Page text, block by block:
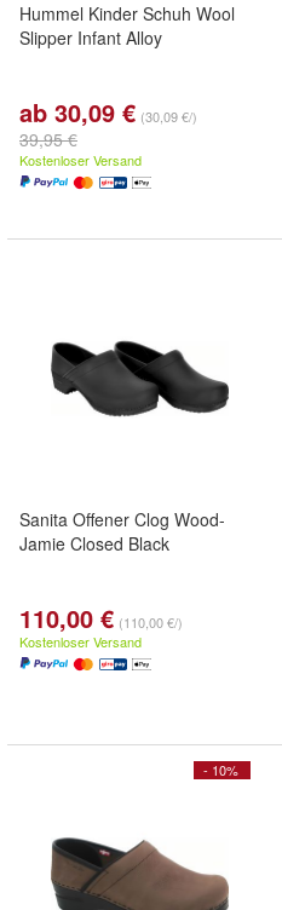
Hummel Kinder Schuh Wool
Slipper Infant Alloy
ab 30,09 € (30,09 €/)
39,95 €
Kostenloser Versand
Sanita Offener Clog Wood-
Jamie Closed Black
110,00 € (110,00 €/)
Kostenloser Versand
- 10%